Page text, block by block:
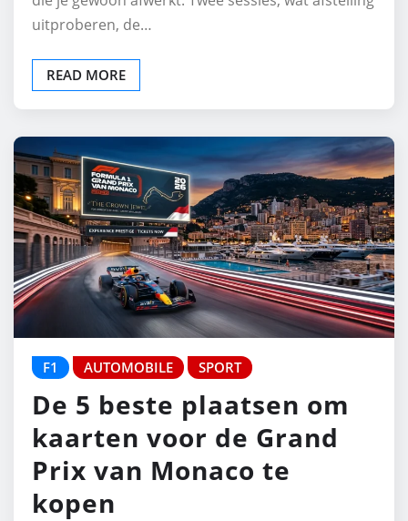
uitproberen, de…
READ MORE
F1 AUTOMOBILE SPORT
De 5 beste plaatsen om
kaarten voor de Grand
Prix van Monaco te
kopen